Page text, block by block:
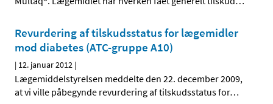
Revurdering af tilskudsstatus for lægemidler
mod diabetes (ATC-gruppe A10)
| 12. januar 2012 |
Lægemiddelstyrelsen meddelte den 22. december 2009,
at vi ville påbegynde revurdering af tilskudsstatus for…